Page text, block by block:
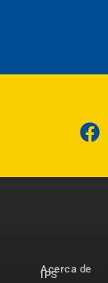
Acerca de
IPS